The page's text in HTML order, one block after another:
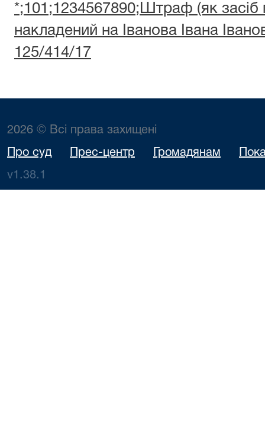
*;101;1234567890;Штраф (як засіб
накладений на Іванова Івана
125/414/17
2026 © Всі права захищені
Про суд Прес-центр Громадянам
v1.38.1